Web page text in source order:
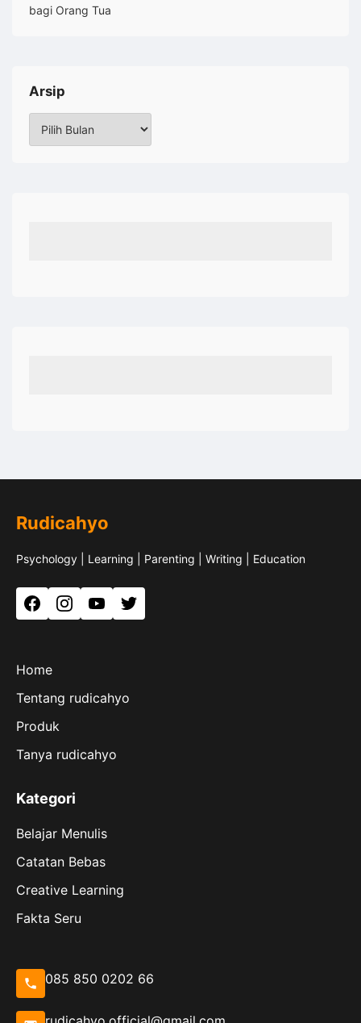
bagi Orang Tua
Arsip
Rudicahyo
Psychology | Learning | Parenting | Writing | Education
FacebookInstagramYouTubeTwitter
Home
Tentang rudicahyo
Produk
Tanya rudicahyo
Kategori
Belajar Menulis
Catatan Bebas
Creative Learning
Fakta Seru
085 850 0202 66